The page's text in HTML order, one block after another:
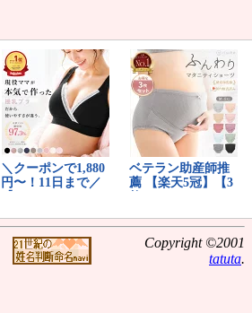
Copyright ©2001
tatuta.